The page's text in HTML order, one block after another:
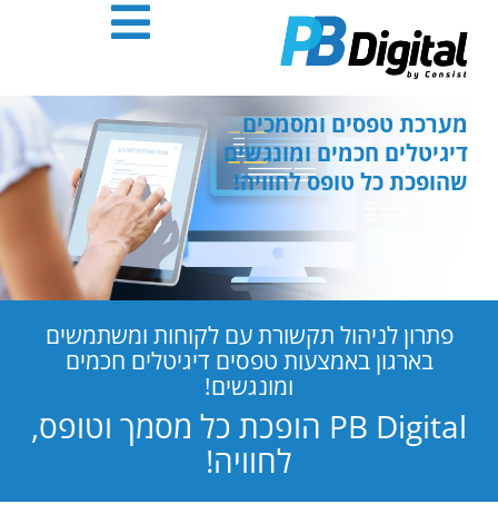
אנטר
מערכת טפסים ומסמכים
דיגיטלים חכמים ומונגשים
שהופכת כל טופס לחוויה!
פתרון לניהול תקשורת עם לקוחות ומשתמשים
בארגון באמצעות טפסים דיגיטלים חכמים
ומונגשים!
PB Digital הופכת כל מסמך וטופס,
לחוויה!